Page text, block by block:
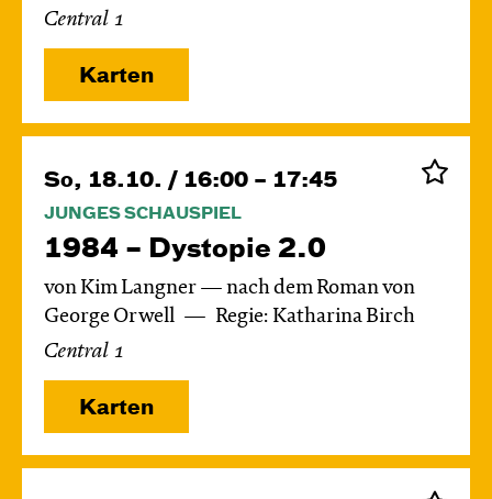
Central 1
Karten
So, 18.10. / 16:00 – 17:45
JUNGES SCHAUSPIEL
1984 – Dystopie 2.0
von Kim Langner — nach dem Roman von
George Orwell
Regie: Katharina Birch
Central 1
Karten